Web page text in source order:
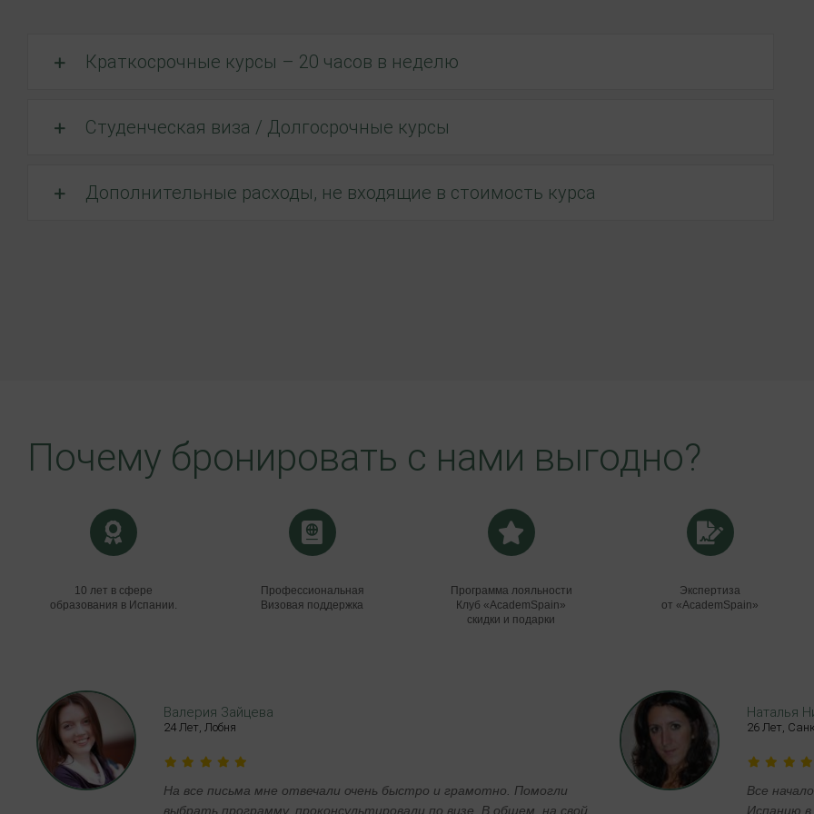
Краткосрочные курсы – 20 часов в неделю
Студенческая виза / Долгосрочные курсы
Дополнительные расходы, не входящие в стоимость курса
Почему бронировать с нами выгодно?
10 лет в сфере
образования в Испании.
Профессиональная
Визовая поддержка
Программа лояльности
Клуб «AcademSpain»
скидки и подарки
Экспертиза
от «AcademSpain»
Валерия Зайцева
24 Лет, Лобня
На все письма мне отвечали очень быстро и грамотно. Помогли
выбрать программу, проконсультировали по визе. В общем, на свой
Наталья
26 Лет,
Все
Испанию